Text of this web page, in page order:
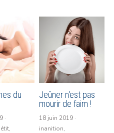
du
·
Jeûner n'est pas
mourir de faim !
18 juin 2019·
inanition,